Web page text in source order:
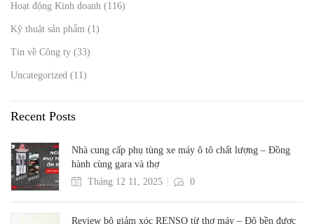
Hoạt động Kinh doanh (116)
Kỹ thuật sản phẩm (1)
Tin về Công ty (33)
Uncategorized (11)
Recent Posts
Nhà cung cấp phụ tùng xe máy ô tô chất lượng – Đồng
hành cùng gara và thợ
Tháng 12 11, 2025
0
Review bộ giảm xóc RENSO từ thợ máy – Độ bền được